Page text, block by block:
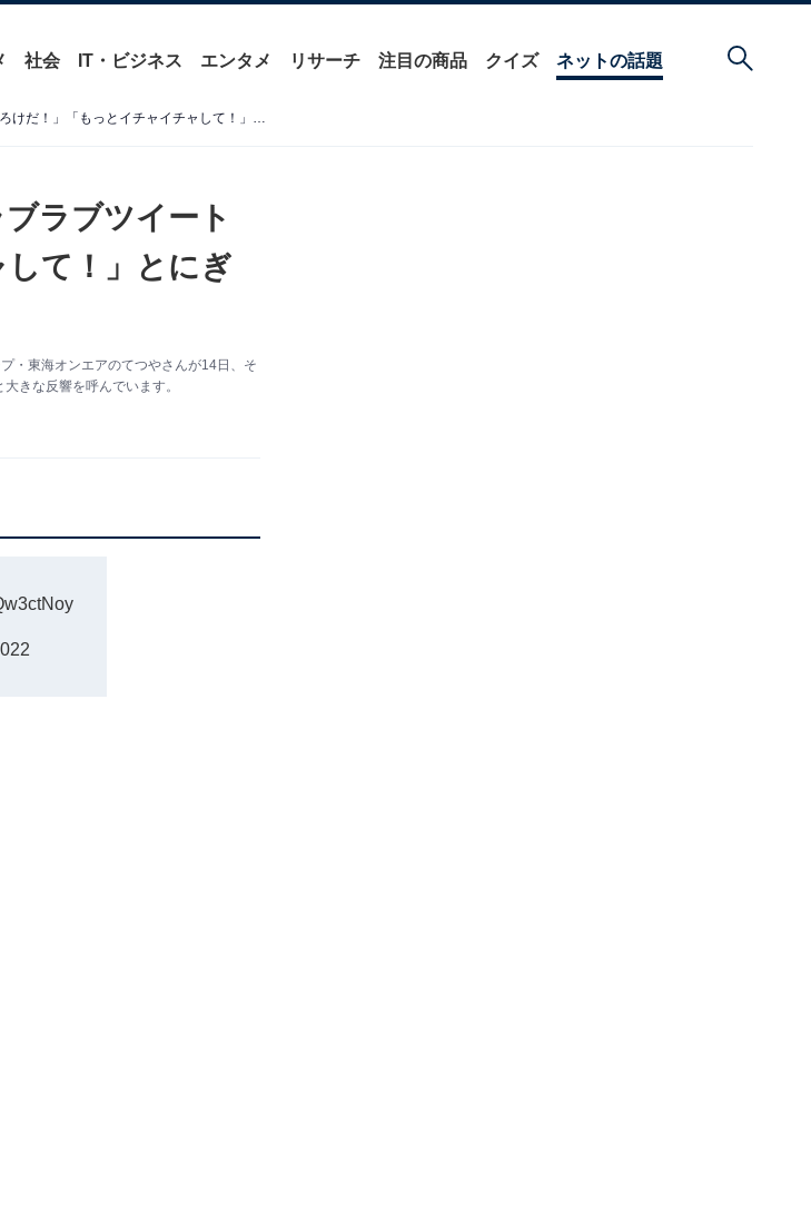
社会 IT・ビジネス エンタメ リサーチ 注目の商品 クイズ ネットの話題
峯岸みなみ＆てつや、新婚カップルのラブラブツイートに「のろけだ！」「もっとイチャイチャして！」とにぎわい見せる
ラブツイート
て！」とにぎ
・東海オンエアのてつやさんが14日、そ
きな反響を呼んでいます。